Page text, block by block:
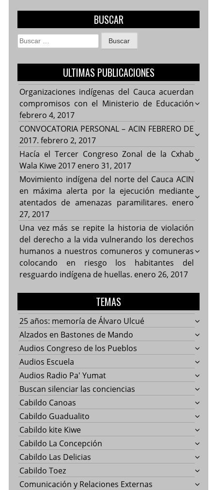
BUSCAR
Buscar:
ULTIMAS PUBLICACIONES
Organizaciones indígenas del Cauca acuerdan
compromisos con el Ministerio de Educación
febrero 4, 2017
CONVOCATORIA PERSONAL – ACIN FEBRERO DE
2017. febrero 2, 2017
Hacía el Tercer Congreso Zonal de la Cxhab
Wala Kiwe 2017 enero 31, 2017
Movimiento indígena del norte del Cauca ACIN
en máxima alerta por la ejecución mediante
atentados de amenazas paramilitares. enero
27, 2017
Una vez más se repite la historia de violación
del derecho a la vida vulnerando los derechos
humanos a nuestros comuneros y comuneras
colocando en riesgo los habitantes del
resguardo indígena de huellas. enero 26, 2017
TEMAS
25 años: memoría de Álvaro Ulcué
Alzados en Bastones de Mando
Audios Congreso de los Pueblos
Audios Escuela
Audios Radio Pa' Yumat
Buscan silenciar las conciencias
Cabildo Canoas
Cabildo Guadualito
Cabildo kite Kiwe
Cabildo La Concepción
Cabildo Las Delicias
Cabildo Toez
Comunicación y Relaciones Externas